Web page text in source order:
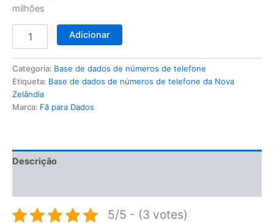
milhões
Adicionar
Categoria: Base de dados de números de telefone
Etiqueta: Base de dados de números de telefone da Nova
Zelândia
Marca: Fã para Dados
Descrição
5/5 - (3 votes)